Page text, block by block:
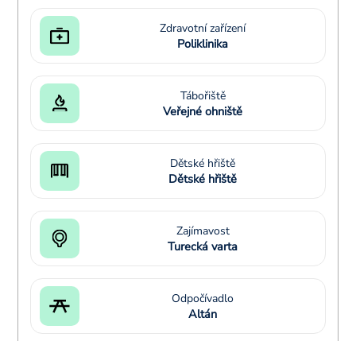
Zdravotní zařízení
Poliklinika
Tábořiště
Veřejné ohniště
Dětské hřiště
Dětské hřiště
Zajímavost
Turecká varta
Odpočívadlo
Altán